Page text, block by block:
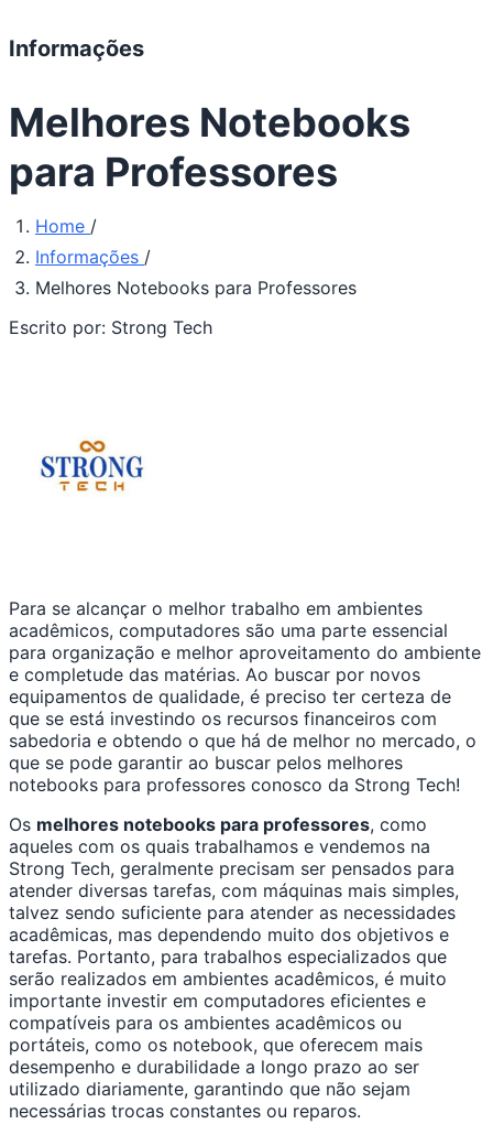
Informações
Melhores Notebooks
para Professores
Home /
Informações /
Melhores Notebooks para Professores
Escrito por: Strong Tech
Para se alcançar o melhor trabalho em ambientes
acadêmicos, computadores são uma parte essencial
para organização e melhor aproveitamento do ambiente
e completude das matérias. Ao buscar por novos
equipamentos de qualidade, é preciso ter certeza de
que se está investindo os recursos financeiros com
sabedoria e obtendo o que há de melhor no mercado, o
que se pode garantir ao buscar pelos melhores
notebooks para professores conosco da Strong Tech!
Os melhores notebooks para professores, como
aqueles com os quais trabalhamos e vendemos na
Strong Tech, geralmente precisam ser pensados para
atender diversas tarefas, com máquinas mais simples,
talvez sendo suficiente para atender as necessidades
acadêmicas, mas dependendo muito dos objetivos e
tarefas. Portanto, para trabalhos especializados que
serão realizados em ambientes acadêmicos, é muito
importante investir em computadores eficientes e
compatíveis para os ambientes acadêmicos ou
portáteis, como os notebook, que oferecem mais
desempenho e durabilidade a longo prazo ao ser
utilizado diariamente, garantindo que não sejam
necessárias trocas constantes ou reparos.